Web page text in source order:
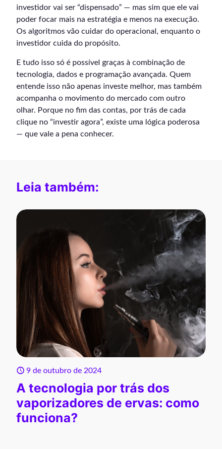
investidor vai ser “dispensado” — mas sim que ele vai
poder focar mais na estratégia e menos na execução.
Os algoritmos vão cuidar do operacional, enquanto o
investidor cuida do propósito.
E tudo isso só é possível graças à combinação de
tecnologia, dados e programação avançada. Quem
entende isso não apenas investe melhor, mas também
acompanha o movimento do mercado com outro
olhar. Porque no fim das contas, por trás de cada
clique no “investir agora”, existe uma lógica poderosa
— que vale a pena conhecer.
Leia também:
9 de outubro de 2024
A tecnologia por trás dos
vaporizadores de ervas: como
funciona?